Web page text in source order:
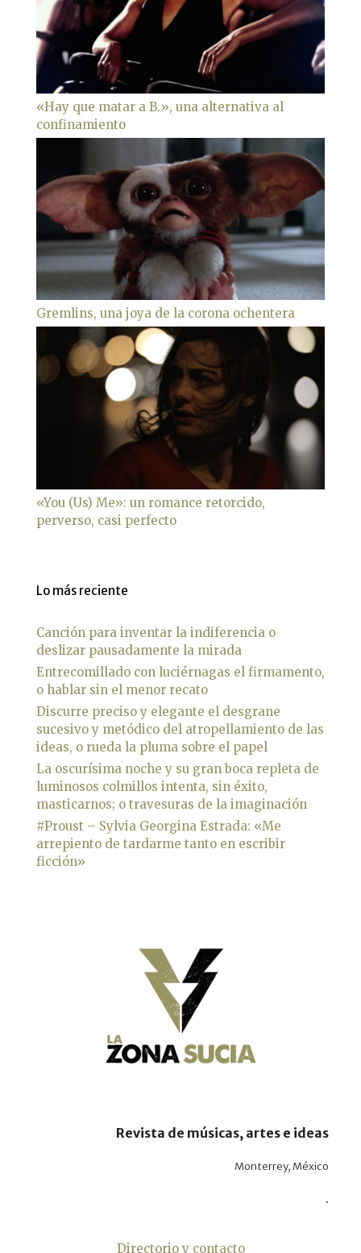
«Hay que matar a B.», una alternativa al
confinamiento
Gremlins, una joya de la corona ochentera
«You (Us) Me»: un romance retorcido,
perverso, casi perfecto
Lo más reciente
Canción para inventar la indiferencia o
deslizar pausadamente la mirada
Entrecomillado con luciérnagas el firmamento,
o hablar sin el menor recato
Discurre preciso y elegante el desgrane
sucesivo y metódico del atropellamiento de las
ideas, o rueda la pluma sobre el papel
La oscurísima noche y su gran boca repleta de
luminosos colmillos intenta, sin éxito,
masticarnos; o travesuras de la imaginación
#Proust – Sylvia Georgina Estrada: «Me
arrepiento de tardarme tanto en escribir
ficción»
Revista de músicas, artes e ideas
Monterrey, México
.
Directorio y contacto